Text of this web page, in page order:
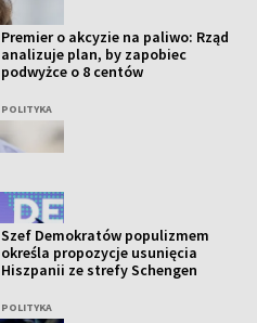
Premier o akcyzie na paliwo: Rząd
analizuje plan, by zapobiec
podwyżce o 8 centów
POLITYKA
Szef Demokratów populizmem
określa propozycje usunięcia
Hiszpanii ze strefy Schengen
POLITYKA